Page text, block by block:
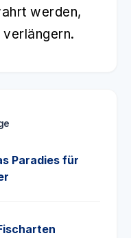
werden,
Paradies für